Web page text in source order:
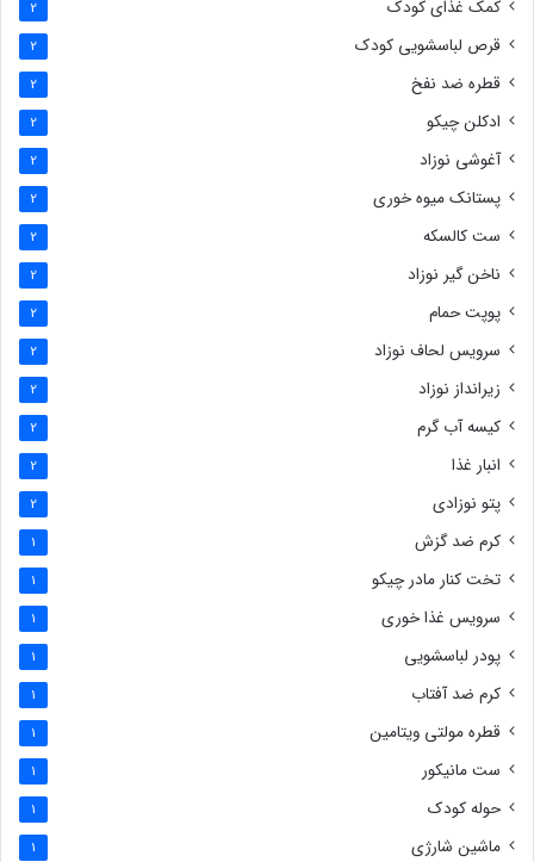
کمک غذای کودک 2
قرص لباسشویی کودک 2
قطره ضد نفخ 2
ادکلن چیکو 2
آغوشی نوزاد 2
پستانک میوه خوری 2
ست کالسکه 2
ناخن گیر نوزاد 2
پوپت حمام 2
سرویس لحاف نوزاد 2
زیرانداز نوزاد 2
کیسه آب گرم 2
انبار غذا 2
پتو نوزادی 2
کرم ضد گزش 1
تخت کنار مادر چیکو 1
سرویس غذا خوری 1
پودر لباسشویی 1
کرم ضد آفتاب 1
قطره مولتی ویتامین 1
ست مانیکور 1
حوله کودک 1
ماشین شارژی 1